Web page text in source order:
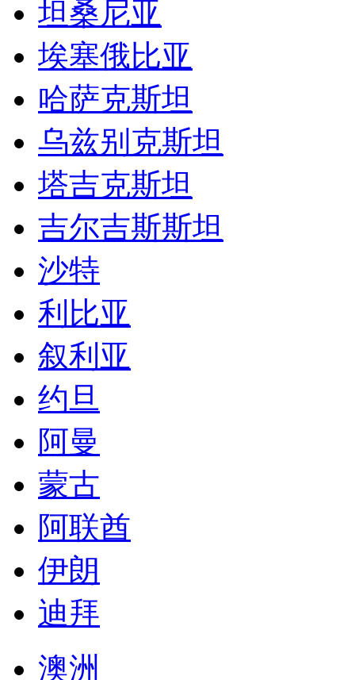
坦桑尼亚
埃塞俄比亚
哈萨克斯坦
乌兹别克斯坦
塔吉克斯坦
吉尔吉斯斯坦
沙特
利比亚
叙利亚
约旦
阿曼
蒙古
阿联酋
伊朗
迪拜
澳洲